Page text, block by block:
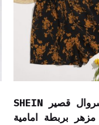
SHEIN سروال قصير
مزهر بربطة امامية